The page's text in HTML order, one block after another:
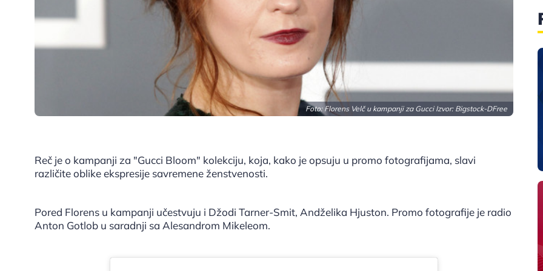
Foto: Florens Velč u kampanji za Gucci Izvor: Bigstock-DFree
Reč je o kampanji za "Gucci Bloom" kolekciju, koja, kako je opsuju u promo fotografijama, slavi
različite oblike ekspresije savremene ženstvenosti.
Pored Florens u kampanji učestvuju i Džodi Tarner-Smit, Andželika Hjuston. Promo fotografije je radio
Anton Gotlob u saradnji sa Alesandrom Mikeleom.